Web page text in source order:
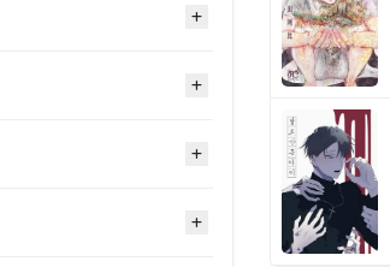
23 Ottobre 2020
23 Ottobre 2020
23 Ottobre 2020
23 Ottobre 2020
23 Ottobre 2020
23 Ottobre 2020
23 Ottobre 2020
23 Ottobre 2020